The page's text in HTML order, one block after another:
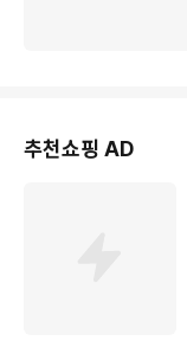
추천쇼핑 AD